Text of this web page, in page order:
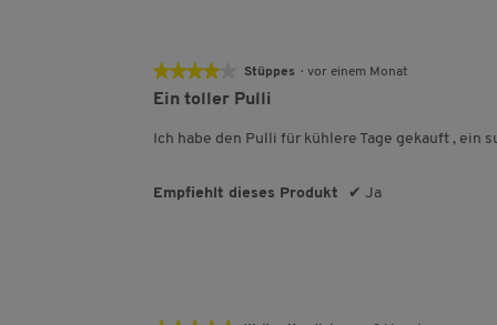
★★★★★
★★★★★
4
5
Stüppes · vor einem Monat
Ein toller Pulli
Ich habe den Pulli für kühlere Tage gekauft , ein
Empfiehlt dieses Produkt ✔ Ja